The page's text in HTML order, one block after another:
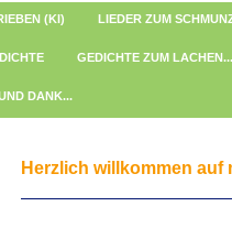
(KI) LIEDER ZUM
GEDICHTE ZUM LACHEN...
DANK...
Herzlich willkommen auf